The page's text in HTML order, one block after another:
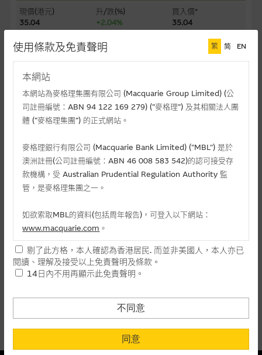
牛熊證
中資股票專頁
麥格理投資教室
會員專區
關於我們
現價(港元)
35.04
升/跌(%)
+2.04%
買入價*
35.04
賣出價*
35.08
411,315
最後更新時間: 07-08-2026 16:20 (十五分鐘延遲)
相關圖表
相關認股證/牛熊證
認購 認沽 牛證 熊證
15474 濰柴動力(認購)
26098
濰柴動力(認購) 46.888 0.010
28737
濰柴動力(認購) 58.888
上一頁 1
下一頁
07-08-2026 16:20 (15分鐘延遲)
使用條款及免責聲明 繁 简 EN
本網站
本網站為麥格理集團有限公司 (Macquarie Group Limited) (公
司註冊編號：ABN 94 122 169 279) (”麥格理”) 及其相關法人團
體 (”麥格理集團”) 的正式網站。
麥格理銀行有限公司 (Macquarie Bank Limited) ("MBL") 是於
澳洲註冊(公司註冊編號：ABN 46 008 583 542)的認可接受存
款機構，受 Australian Prudential Regulation Authority 監
管，是麥格理集團之一。
如欲索取MBL的資料(包括周年報告)，可登入以下網站：
www.macquarie.com 。
本網站所載資料會隨時更改，而不作另行通知，如閣下欲取麥格
理的資料，可直接聯絡本集團職員。
民使用，並不提供或發售予美國人。本網站內容無意要約或唆使
閣下購買證券、基金單位或其他投資工具(不論在參考條款上或在
其他地方)，但清楚表明上述意圖的個別段落則屬例外。
剔了此方格，本人確認為香港居民. 而並非美國人，本人亦已
閱讀、理解及接受以上免責聲明及條款。
14日內不用再顯示此免責聲明。
不同意
同意